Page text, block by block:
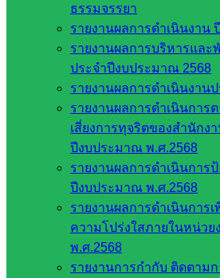
ธรรมจรรยา
รายงานผลการดำเนินงาน
รายงานผลการบริหารแล
ประจำปีงบประมาณ 2568
รายงานผลการดำเนินงาน
รายงานผลการดำเนินกา
เสี่ยงการทุจริตของสำนักง
ปีงบประมาณ พ.ศ.2568
รายงานผลการดำเนินการ
ปีงบประมาณ พ.ศ.2568
รายงานผลการดำเนินการ
ความโปร่งใสภายในหน่ว
พ.ศ.2568
รายงานการกำกับ ติดตาม
หน่วยงาน